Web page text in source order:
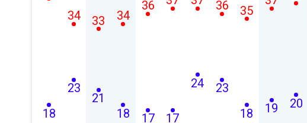
18
23
34
21
33
18
34
17
36
17
24 23
36
18
35
19 20